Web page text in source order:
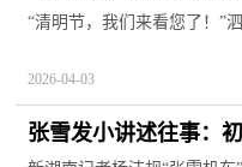
加武墓前寄哀思 当前
“清明节，我们来看您了！”
2026-04-03
张雪发小讲述往事：